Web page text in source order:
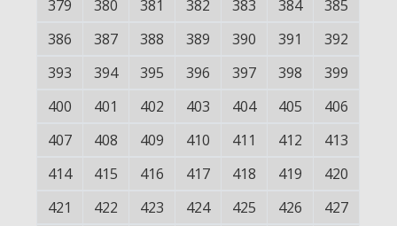
379
380 381 382 383 384
385
386
387 388 389 390 391
392
393
394 395 396 397 398
399
400
401 402 403 404 405
406
407
408 409 410 411 412
413
414
415 416 417 418 419
420
421
422 423 424 425 426 427